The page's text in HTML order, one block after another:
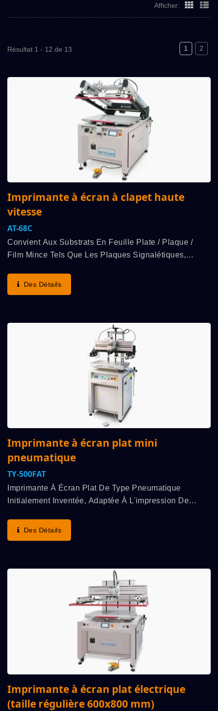
Afficher:
Résultat 1 - 12 de 13 1 2
Imprimante à écran à clapet haute
vitesse
AT-68C
Convient Aux Substrats En Feuille Plate / Plaque /
Film Mince Tels Que Les Plaques Signalétiques,
Membrane, Etc. Pour L'impression À Plat Des
Produits...
Des Détails
Imprimante à écran plat mini
pneumatique
TY-500FAT
Imprimante À Écran Plat De Type Pneumatique
Initialement Inventée, Adaptée À L'impression De
Signalétiques Et Les Cartes, Toutes Sortes De
Feuilles...
Des Détails
Imprimante à écran plat électrique
(taille régulière 600x800 mm)